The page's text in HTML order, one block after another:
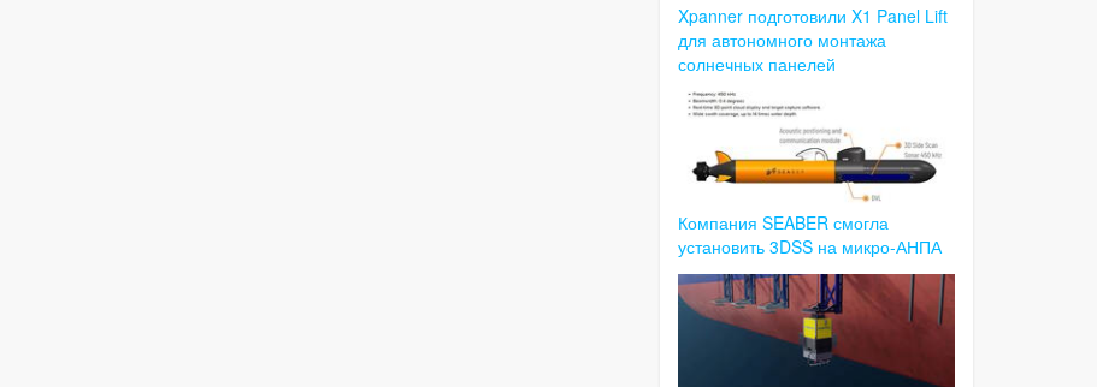
Xpanner подготовили X1 Panel Lift
для автономного монтажа
солнечных панелей
Компания SEABER смогла
установить 3DSS на микро-АНПА